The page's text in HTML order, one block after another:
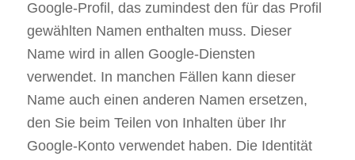
Google-Profil, das zumindest den für das Profil
gewählten Namen enthalten muss. Dieser
Name wird in allen Google-Diensten
verwendet. In manchen Fällen kann dieser
Name auch einen anderen Namen ersetzen,
den Sie beim Teilen von Inhalten über Ihr
Google-Konto verwendet haben. Die Identität